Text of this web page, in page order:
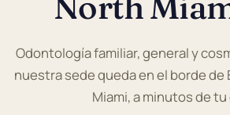
Odontología familiar, general y
nuestra sede queda en el borde de
Miami, a minutos de tu